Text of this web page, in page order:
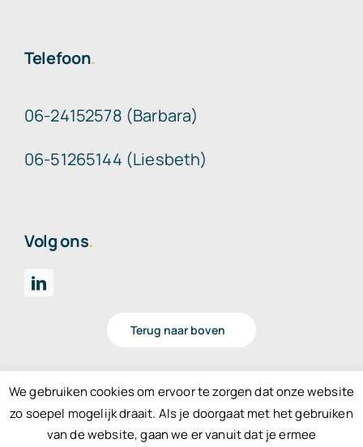
Telefoon.
06-24152578 (Barbara)
06-51265144 (Liesbeth)
Volg ons.
Terug naar boven
© 2021 • OPUS Marketing & Sales •Algemene
voorwaarden•Privacyverklaring•Contact
We gebruiken cookies om ervoor te zorgen dat onze website
zo soepel mogelijk draait. Als je doorgaat met het gebruiken
van de website, gaan we er vanuit dat je ermee